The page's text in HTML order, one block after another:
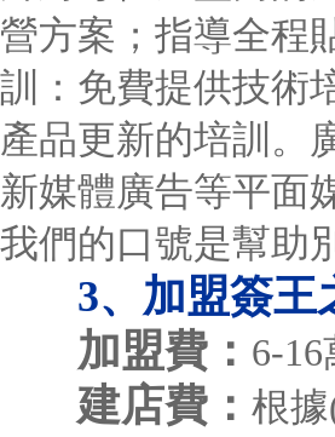
營方案；指導全程
訓：免費提供技術
產品更新的培訓。
新媒體廣告等平面
我們的口號是幫助
3、加盟簽王
加盟費： 6-16
建店費： 根